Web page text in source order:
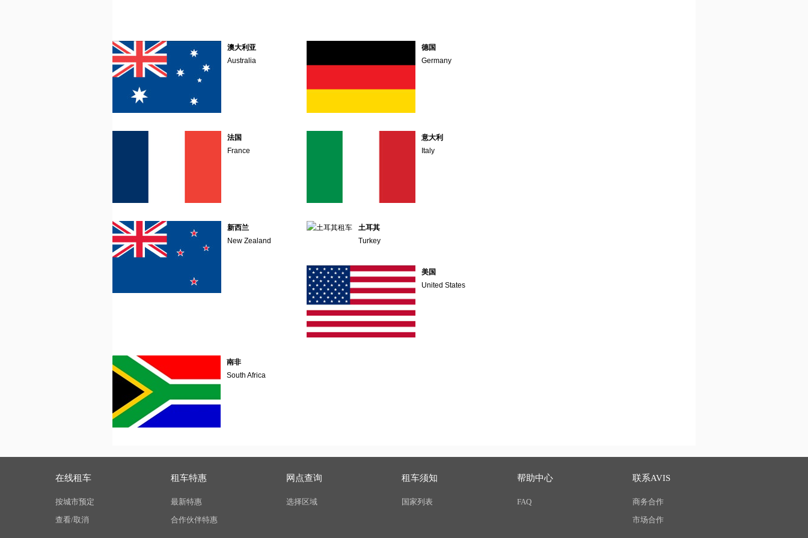
澳大利亚
Australia
德国
Germany
法国
France
意大利
Italy
新西兰
New Zealand
土耳其
Turkey
美国
United States
南非
South Africa
在线租车
按城市预定
查看/取消
租车特惠
最新特惠
合作伙伴特惠
网点查询
选择区域
租车须知
国家列表
帮助中心
FAQ
联系AVIS
商务合作
市场合作